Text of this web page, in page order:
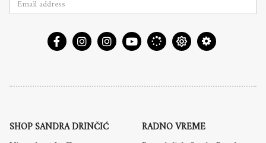
SHOP SANDRA DRINČIĆ RADNO VREME